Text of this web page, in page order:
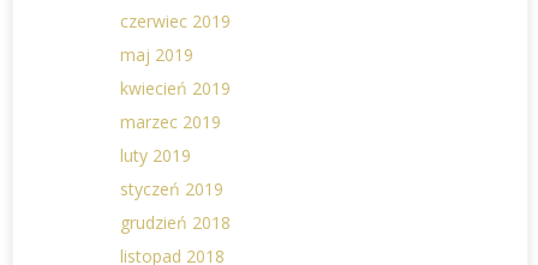
czerwiec 2019
maj 2019
kwiecień 2019
marzec 2019
luty 2019
styczeń 2019
grudzień 2018
listopad 2018